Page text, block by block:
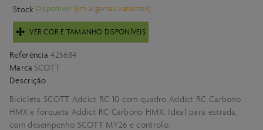
Stock Disponível (em algumas variantes)
VER COR E TAMANHO DISPONÍVEIS
Referência 425684
Marca SCOTT
Descrição
Bicicleta SCOTT Addict RC 10 com quadro Addict RC Carbono
HMX e forqueta Addict RC Carbono HMX. Ideal para estrada,
com desempenho SCOTT MY26 e controlo.